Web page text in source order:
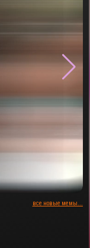
все новые мемы...